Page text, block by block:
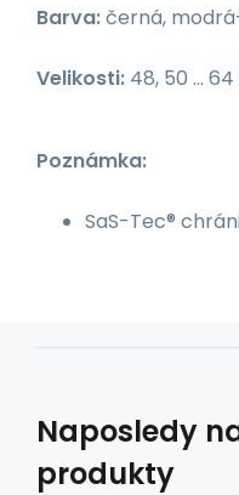
Barva:černá,
Velikosti: 48, 50 ...
Poznámka:
SaS-Tec®
Naposledy
produkty